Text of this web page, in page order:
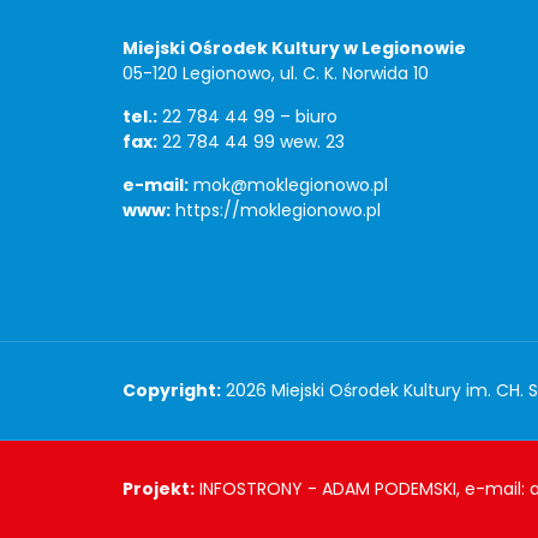
Miejski Ośrodek Kultury w Legionowie
05-120 Legionowo, ul. C. K. Norwida 10
tel.: 22 784 44 99 – biuro
fax: 22 784 44 99 wew. 23
e-mail: mok@moklegionowo.pl
www: https://moklegionowo.pl
Copyright
Copyright: 2026 Miejski Ośrodek Kultury im. CH.
Projekt
Projekt: INFOSTRONY - ADAM PODEMSKI, e-mail: